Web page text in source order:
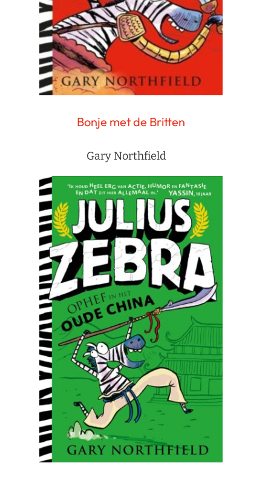
Bonje met de Britten
Gary Northfield